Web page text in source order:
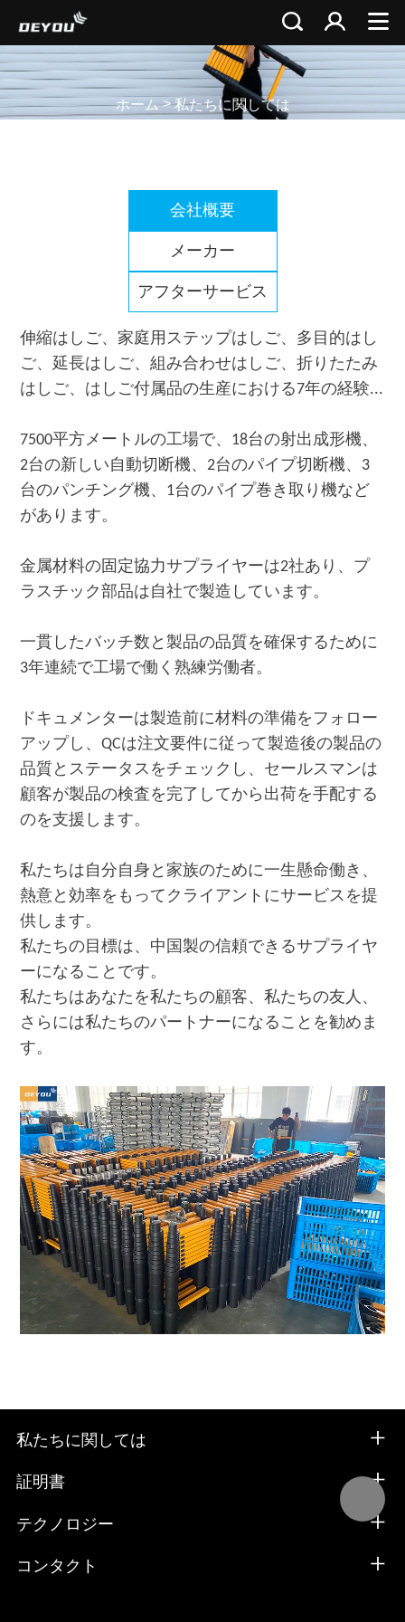
ホーム >私たちに関しては
会社概要
メーカー
アフターサービス
伸縮はしご、家庭用ステップはしご、多目的はし
ご、延長はしご、組み合わせはしご、折りたたみ
はしご、はしご付属品の生産における7年の経験...
7500平方メートルの工場で、18台の射出成形機、
2台の新しい自動切断機、2台のパイプ切断機、3
台のパンチング機、1台のパイプ巻き取り機など
があります。
金属材料の固定協力サプライヤーは2社あり、プ
ラスチック部品は自社で製造しています。
一貫したバッチ数と製品の品質を確保するために
3年連続で工場で働く熟練労働者。
ドキュメンターは製造前に材料の準備をフォロー
アップし、QCは注文要件に従って製造後の製品の
品質とステータスをチェックし、セールスマンは
顧客が製品の検査を完了してから出荷を手配する
のを支援します。
私たちは自分自身と家族のために一生懸命働き、
熱意と効率をもってクライアントにサービスを提
供します。
私たちの目標は、中国製の信頼できるサプライヤ
ーになることです。
私たちはあなたを私たちの顧客、私たちの友人、
さらには私たちのパートナーになることを勧めま
す。
私たちに関しては
証明書
テクノロジー
コンタクト